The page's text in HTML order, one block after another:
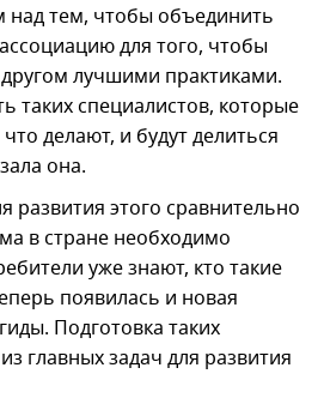
тем, чтобы объединить
для того, чтобы
лучшими практиками.
таких специалистов, которые
делают, и будут делиться
она.
развития этого сравнительно
в стране необходимо
уже знают, кто такие
появилась и новая
Подготовка таких
главных задач для развития